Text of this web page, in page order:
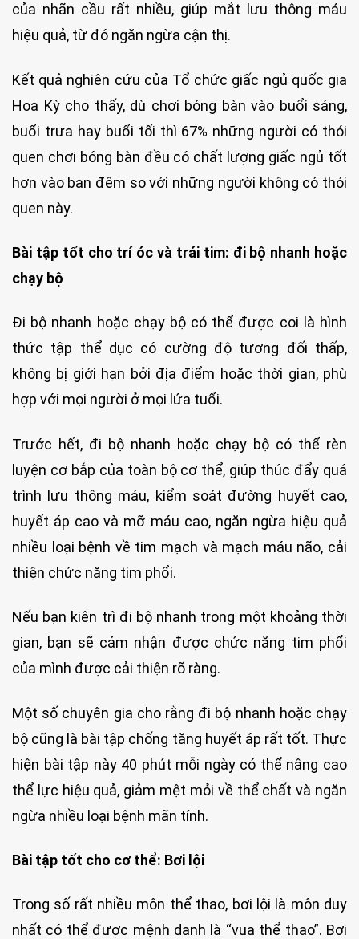
của nhãn cầu rất nhiều, giúp mắt lưu thông máu
hiệu quả, từ đó ngăn ngừa cận thị.
Kết quả nghiên cứu của Tổ chức giấc ngủ quốc gia
Hoa Kỳ cho thấy, dù chơi bóng bàn vào buổi sáng,
buổi trưa hay buổi tối thì 67% những người có thói
quen chơi bóng bàn đều có chất lượng giấc ngủ tốt
hơn vào ban đêm so với những người không có thói
quen này.
Bài tập tốt cho trí óc và trái tim: đi bộ nhanh hoặc
chạy bộ
Đi bộ nhanh hoặc chạy bộ có thể được coi là hình
thức tập thể dục có cường độ tương đối thấp,
không bị giới hạn bởi địa điểm hoặc thời gian, phù
hợp với mọi người ở mọi lứa tuổi.
Trước hết, đi bộ nhanh hoặc chạy bộ có thể rèn
luyện cơ bắp của toàn bộ cơ thể, giúp thúc đẩy quá
trình lưu thông máu, kiểm soát đường huyết cao,
huyết áp cao và mỡ máu cao, ngăn ngừa hiệu quả
nhiều loại bệnh về tim mạch và mạch máu não, cải
thiện chức năng tim phổi.
Nếu bạn kiên trì đi bộ nhanh trong một khoảng thời
gian, bạn sẽ cảm nhận được chức năng tim phổi
của mình được cải thiện rõ ràng.
Một số chuyên gia cho rằng đi bộ nhanh hoặc chạy
bộ cũng là bài tập chống tăng huyết áp rất tốt. Thực
hiện bài tập này 40 phút mỗi ngày có thể nâng cao
thể lực hiệu quả, giảm mệt mỏi về thể chất và ngăn
ngừa nhiều loại bệnh mãn tính.
Bài tập tốt cho cơ thể: Bơi lội
Trong số rất nhiều môn thể thao, bơi lội là môn duy
nhất có thể được mệnh danh là “vua thể thao”. Bơi